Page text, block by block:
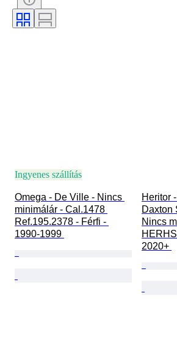
Időszak
Kötés
Ingyenes szállítás
Omega - De Ville - Nincs
minimálár - Cal.1478
Ref.195.2378 - Férfi -
1990-1999
Heritor
Daxton
Nincs
2020+